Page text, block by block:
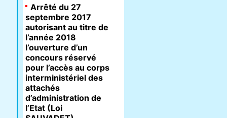
Arrêté du 27
septembre 2017
autorisant au titre de
l’année 2018
l’ouverture d’un
concours réservé
pour l’accès au corps
interministériel des
attachés
d’administration de
l’Etat (Loi